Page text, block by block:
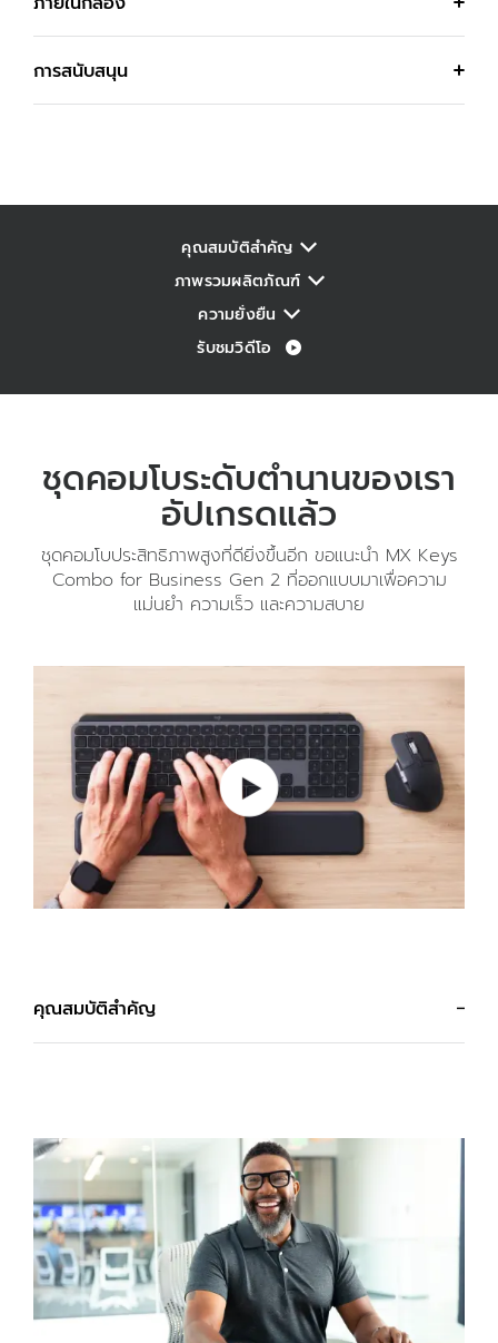
การสนับสนุน
คุณสมบัติสำคัญ
ภาพรวมผลิตภัณฑ์
ความยั่งยืน
รับชมวิดีโอ
ชุดคอมโบระดับตำนานของเรา
อัปเกรดแล้ว
ชุดคอมโบประสิทธิภาพสูงที่ดียิ่งขึ้นอีก ขอแนะนำ MX Keys
Combo for Business Gen 2 ที่ออกแบบมาเพื่อความ
แม่นยำ ความเร็ว และความสบาย
คุณสมบัติสำคัญ